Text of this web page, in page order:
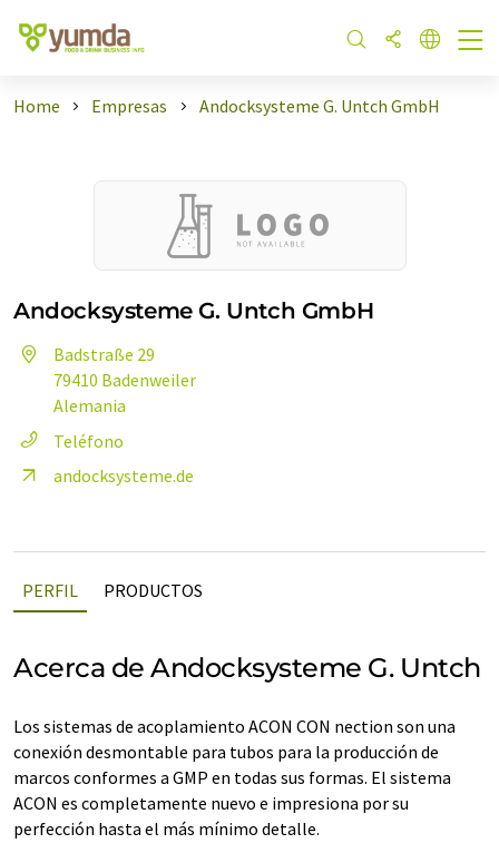
Home Empresas Andocksysteme G. Untch GmbH
Andocksysteme G. Untch GmbH
Badstraße 29
79410 Badenweiler
Alemania
Teléfono
andocksysteme.de
PERFIL PRODUCTOS
Acerca de Andocksysteme G. Untch
Los sistemas de acoplamiento ACON CON nection son una
conexión desmontable para tubos para la producción de
marcos conformes a GMP en todas sus formas. El sistema
ACON es completamente nuevo e impresiona por su
perfección hasta el más mínimo detalle.